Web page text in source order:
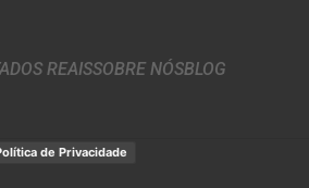
REAISSOBRE NÓSBLOG
de Privacidade